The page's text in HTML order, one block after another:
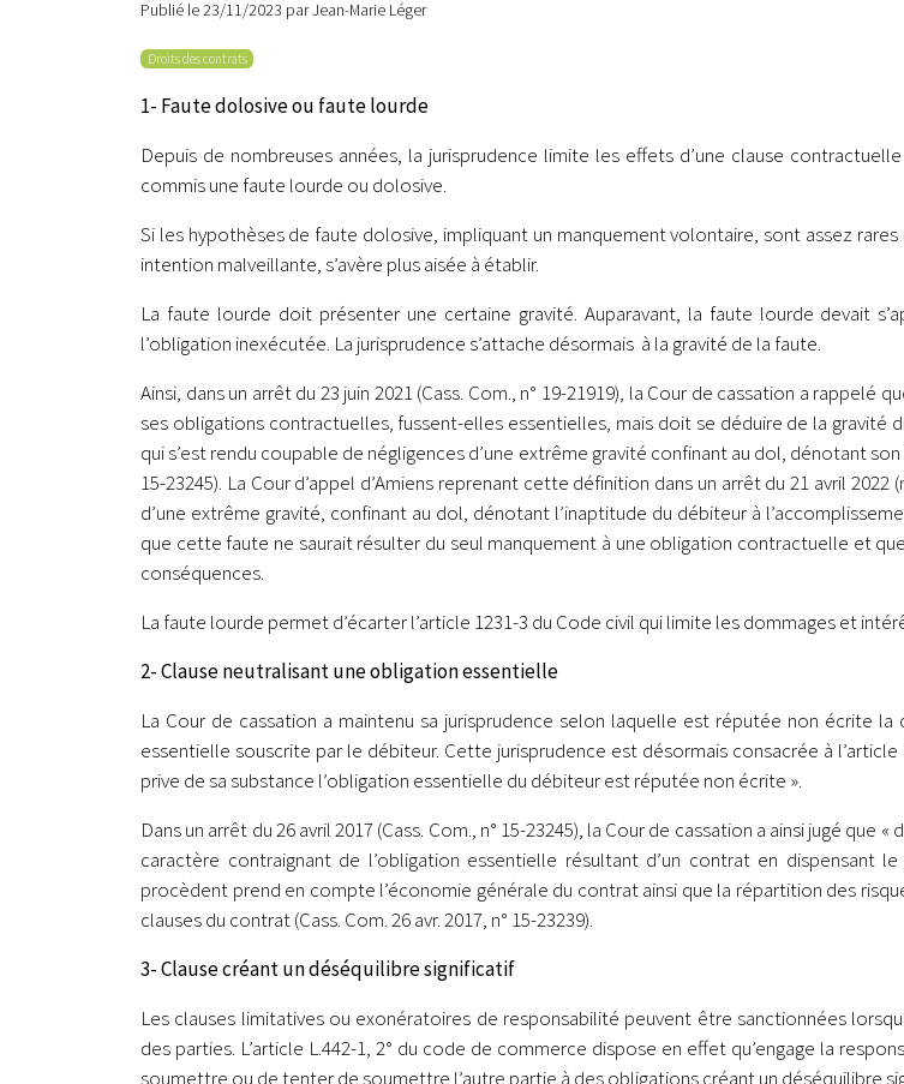
Publié le 23/11/2023 par Jean-Marie Léger
Droits des contrats
1- Faute dolosive ou faute lourde
Depuis de nombreuses années, la jurisprudence limite les effets d’une clause
commis une faute lourde ou dolosive.
Si les hypothèses de faute dolosive, impliquant un manquement volontaire, sont assez
intention malveillante, s’avère plus aisée à établir.
La faute lourde doit présenter une certaine gravité. Auparavant, la faute lourde devait
l’obligation inexécutée. La jurisprudence s’attache désormais à la gravité de la faute.
Ainsi, dans un arrêt du 23 juin 2021 (Cass. Com., n° 19-21919), la Cour de cassation a
ses obligations contractuelles, fussent-elles essentielles, mais doit se déduire de la
qui s’est rendu coupable de négligences d’une extrême gravité confinant au dol, dénotant
15-23245). La Cour d’appel d’Amiens reprenant cette définition dans un arrêt du 21 avril
d’une extrême gravité, confinant au dol, dénotant l’inaptitude du débiteur à
que cette faute ne saurait résulter du seul manquement à une obligation contractuelle et
conséquences.
La faute lourde permet d’écarter l’article 1231-3 du Code civil qui limite les dommages et
2- Clause neutralisant une obligation essentielle
La Cour de cassation a maintenu sa jurisprudence selon laquelle est réputée non écrite
essentielle souscrite par le débiteur. Cette jurisprudence est désormais consacrée à
prive de sa substance l’obligation essentielle du débiteur est réputée non écrite ».
Dans un arrêt du 26 avril 2017 (Cass. Com., n° 15-23245), la Cour de cassation a ainsi jugé
caractère contraignant de l’obligation essentielle résultant d’un contrat en dispensant
procèdent prend en compte l’économie générale du contrat ainsi que la répartition des
clauses du contrat (Cass. Com. 26 avr. 2017, n° 15-23239).
3- Clause créant un déséquilibre significatif
Les clauses limitatives ou exonératoires de responsabilité peuvent être sanctionnées
des parties. L’article L.442-1, 2° du code de commerce dispose en effet qu’engage la
soumettre ou de tenter de soumettre l’autre partie à des obligations créant un déséquilibre